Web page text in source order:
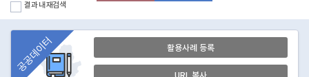
결과 내 재검색
공공데이터 활용사례 등록